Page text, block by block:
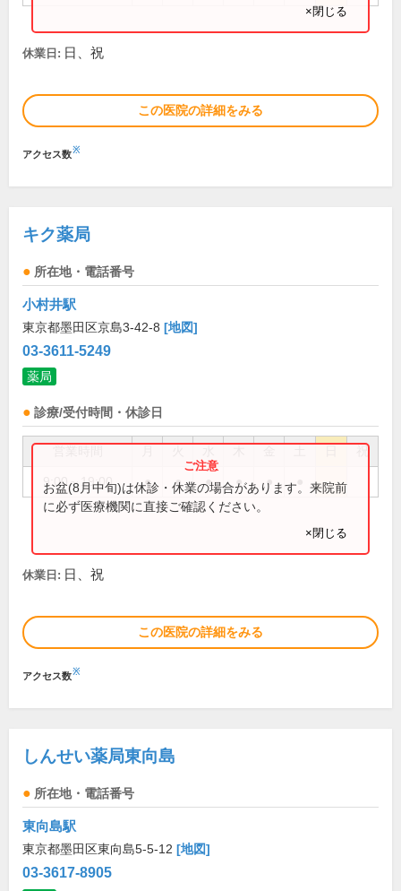
×閉じる
休業日: 日、祝
この医院の詳細をみる
アクセス数※
キク薬局
所在地・電話番号
小村井駅
東京都墨田区京島3-42-8 [地図]
03-3611-5249
薬局
診療/受付時間・休診日
祝
9:00～19:00 ● ● ● ● ●
お盆(8月中旬)は休診・休業の場合があります。来院前
に必ず医療機関に直接ご確認ください。
×閉じる
休業日: 日、祝
この医院の詳細をみる
アクセス数※
しんせい薬局東向島
所在地・電話番号
東向島駅
東京都墨田区東向島5-5-12 [地図]
03-3617-8905